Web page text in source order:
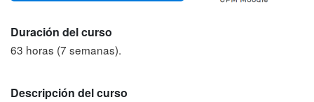
Duración del curso
63 horas (7 semanas).
Descripción del curso